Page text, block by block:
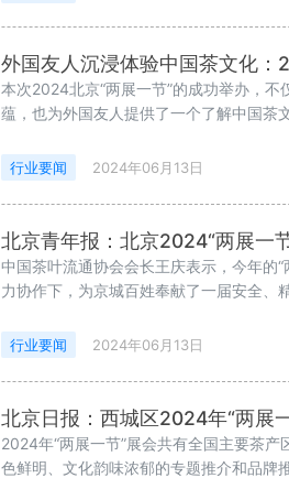
外国友人沉浸体验中国茶文化：
本次2024北京“两展一节”的成功举办，
蕴，也为外国友人提供了一个了解中国茶
行业要闻 2024年06月13日
北京青年报：北京2024“两展一
中国茶叶流通协会会长王庆表示，今年的
力协作下，为京城百姓奉献了一届安全、
行业要闻 2024年06月13日
北京日报：西城区2024年“两展
2024年“两展一节”展会共有全国主要茶
色鲜明、文化韵味浓郁的专题推介和品牌